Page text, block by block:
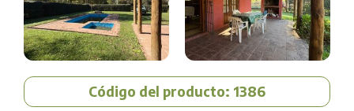
Código del producto: 1386